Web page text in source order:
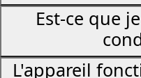
Est-ce que
L'appareil